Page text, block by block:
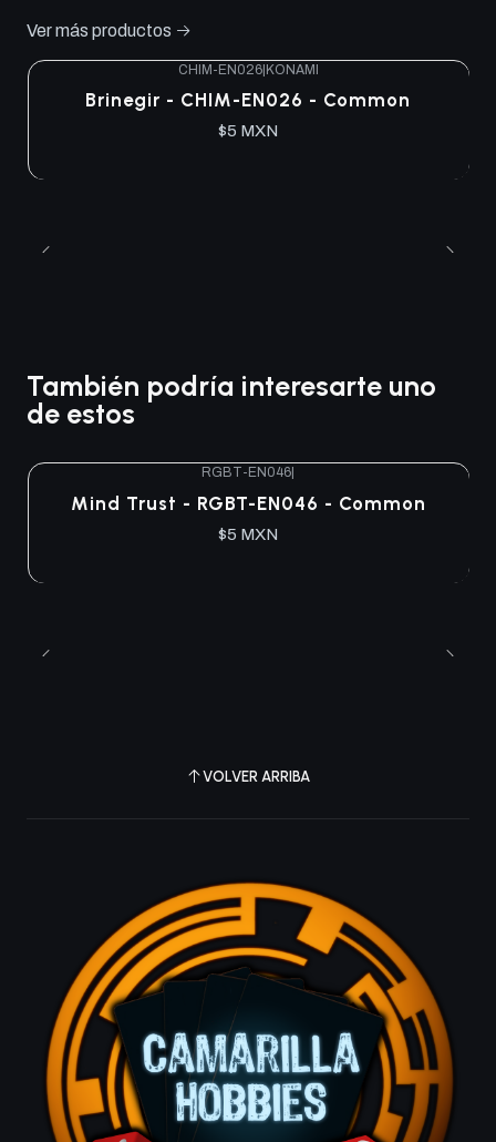
Ver más productos
CHIM-EN026| KONAMI
Brinegir - CHIM-EN026 - Common
$5 MXN
También podría interesarte uno
de estos
Agotado
RGBT-EN046
Mind Trust - RGBT-EN046 - Common
$5 MXN
VOLVER ARRIBA